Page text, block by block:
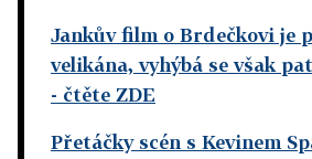
Jankův film o Brdečkovi je
velikána, vyhýbá se však
- čtěte ZDE
Přetáčky scén s Kevinem